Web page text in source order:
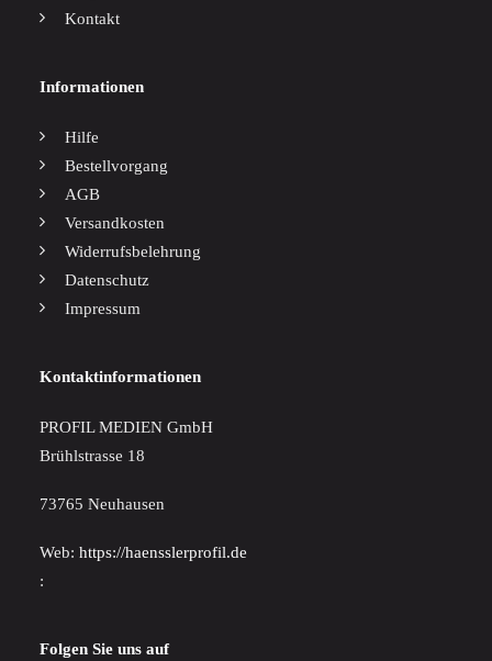
Kontakt
Informationen
Hilfe
Bestellvorgang
AGB
Versandkosten
Widerrufsbelehrung
Datenschutz
Impressum
Kontaktinformationen
PROFIL MEDIEN GmbH
Brühlstrasse 18
73765 Neuhausen
Web: https://haensslerprofil.de
:
Folgen Sie uns auf